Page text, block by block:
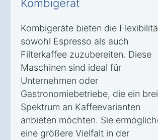
Kombigerät
Kombigeräte bieten die
sowohl Espresso als auch
Filterkaffee zuzubereiten. Diese
Maschinen sind ideal für
Unternehmen oder
Gastronomiebetriebe, die ein
Spektrum an Kaffeevarianten
anbieten möchten. Sie
eine größere Vielfalt in der